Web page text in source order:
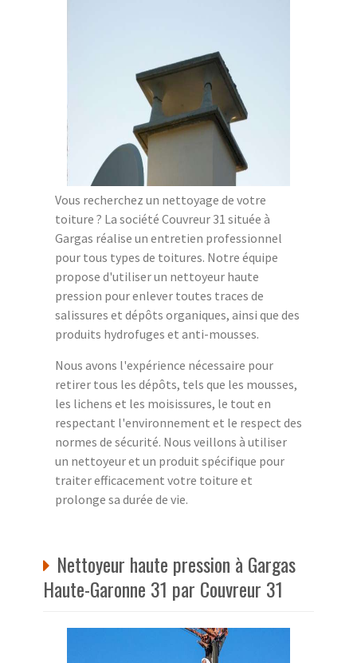
Vous recherchez un nettoyage de votre
toiture ? La société Couvreur 31 située à
Gargas réalise un entretien professionnel
pour tous types de toitures. Notre équipe
propose d'utiliser un nettoyeur haute
pression pour enlever toutes traces de
salissures et dépôts organiques, ainsi que des
produits hydrofuges et anti-mousses.
Nous avons l'expérience nécessaire pour
retirer tous les dépôts, tels que les mousses,
les lichens et les moisissures, le tout en
respectant l'environnement et le respect des
normes de sécurité. Nous veillons à utiliser
un nettoyeur et un produit spécifique pour
traiter efficacement votre toiture et
prolonge sa durée de vie.
Nettoyeur haute pression à Gargas
Haute-Garonne 31 par Couvreur 31